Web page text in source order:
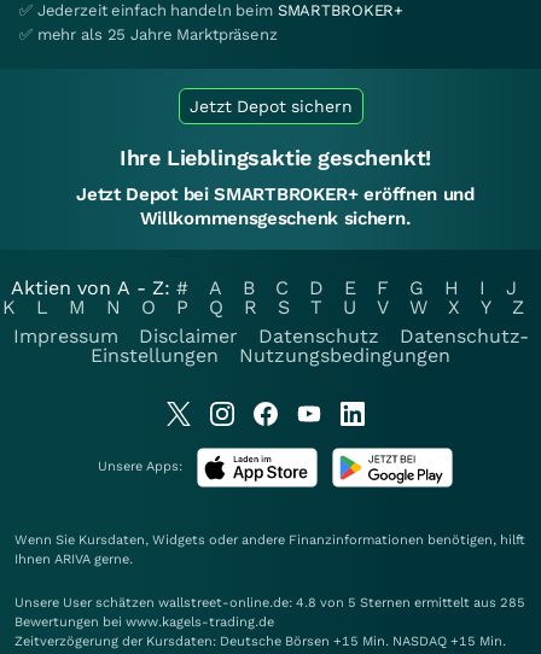
✅ Jederzeit einfach handeln beim SMARTBROKER+
✅ mehr als 25 Jahre Marktpräsenz
Jetzt Depot sichern
Ihre Lieblingsaktie geschenkt!
Jetzt Depot bei SMARTBROKER+ eröffnen und
Willkommensgeschenk sichern.
Aktien von A - Z: # A B C D E F G H I
J
K
L M N O P Q R S T U V W X Y
Z
Impressum
Disclaimer Datenschutz
Datenschutz-
Einstellungen
Nutzungsbedingungen
Unsere Apps:
Wenn Sie Kursdaten, Widgets oder andere Finanzinformationen benötigen, hilft
Ihnen ARIVA gerne.
Unsere User schätzen wallstreet-online.de: 4.8 von 5 Sternen ermittelt aus 285
Bewertungen bei www.kagels-trading.de
Zeitverzögerung der Kursdaten: Deutsche Börsen +15 Min. NASDAQ +15 Min.